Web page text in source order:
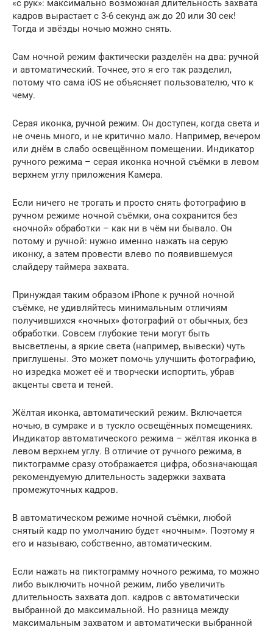
«с рук»: максимально возможная длительность захвата
кадров вырастает с 3-6 секунд аж до 20 или 30 сек!
Тогда и звёзды ночью можно снять.
Сам ночной режим фактически разделён на два: ручной
и автоматический. Точнее, это я его так разделил,
потому что сама iOS не объясняет пользователю, что к
чему.
Серая иконка, ручной режим. Он доступен, когда света и
не очень много, и не критично мало. Например, вечером
или днём в слабо освещённом помещении. Индикатор
ручного режима – серая иконка ночной съёмки в левом
верхнем углу приложения Камера.
Если ничего не трогать и просто снять фотографию в
ручном режиме ночной съёмки, она сохранится без
«ночной» обработки – как ни в чём ни бывало. Он
потому и ручной: нужно именно нажать на серую
иконку, а затем провести влево по появившемуся
слайдеру таймера захвата.
Принуждая таким образом iPhone к ручной ночной
съёмке, не удивляйтесь минимальным отличиям
получившихся «ночных» фотографий от обычных, без
обработки. Совсем глубокие тени могут быть
высветлены, а яркие света (например, вывески) чуть
приглушены. Это может помочь улучшить фотографию,
но изредка может её и творчески испортить, убрав
акценты света и теней.
Жёлтая иконка, автоматический режим. Включается
ночью, в сумраке и в тускло освещённых помещениях.
Индикатор автоматического режима – жёлтая иконка в
левом верхнем углу. В отличие от ручного режима, в
пиктограмме сразу отображается цифра, обозначающая
рекомендуемую длительность задержки захвата
промежуточных кадров.
В автоматическом режиме ночной съёмки, любой
снятый кадр по умолчанию будет «ночным». Поэтому я
его и называю, собственно, автоматическим.
Если нажать на пиктограмму ночного режима, то можно
либо выключить ночной режим, либо увеличить
длительность захвата доп. кадров с автоматически
выбранной до максимальной. Но разница между
максимальным захватом и автоматически выбранной